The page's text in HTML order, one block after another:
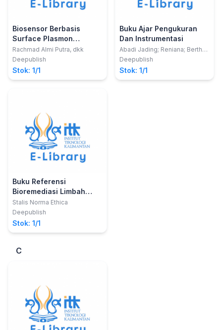
Biosensor Berbasis
Surface Plasmon
Resonance (SPR)
Rachmad Almi Putra, dkk
Deepublish
Stok: 1/1
Buku Ajar Pengukuran
Dan Instrumentasi
Abadi Jading; Reniana; Bertha
Ollin Paga
Deepublish
Stok: 1/1
Buku Referensi
Bioremediasi Limbah
Biomedik Cair
Stalis Norma Ethica
Deepublish
Stok: 1/1
C